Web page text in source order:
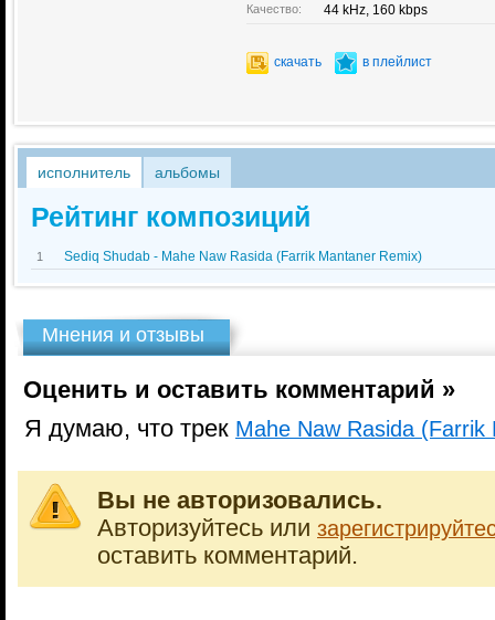
Качество: 44 kHz, 160 kbps
скачать в плейлист
исполнитель альбомы
Рейтинг композиций
1 Sediq Shudab - Mahe Naw Rasida (Farrik Mantaner Remix)
Мнения и отзывы
Оценить и оставить комментарий »
Я думаю, что трек Mahe Naw Rasida (Farrik
Вы не авторизовались.
Авторизуйтесь или
оставить комментарий.